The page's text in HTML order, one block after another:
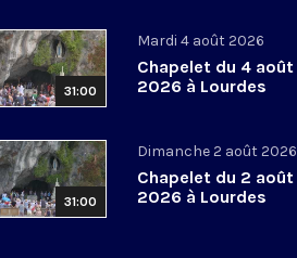
31:00
Mardi 4 août 2026
Chapelet du 4 août
2026 à Lourdes
31:00
Dimanche 2 août 2026
Chapelet du 2 août
2026 à Lourdes